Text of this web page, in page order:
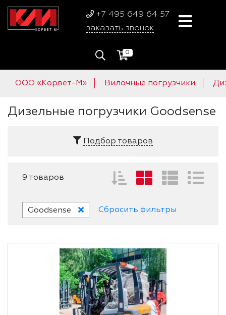
+7 495 649 64 57
заказать звонок
0
ООО «Корвет-М» Вилочные погрузчики
Дизельные погрузчики Goodsense
Подбор товаров
9 товаров
Goodsense Сбросить фильтры